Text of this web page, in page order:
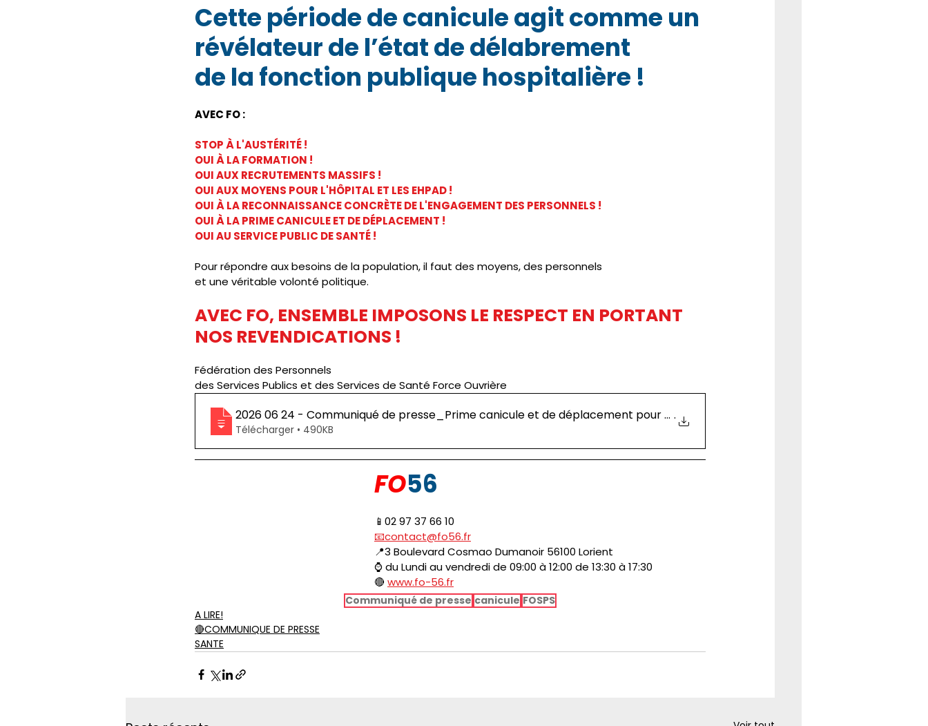
Cette période de canicule agit comme un
révélateur de l’état de délabrement
de la fonction publique hospitalière !
AVEC FO :
STOP À L'AUSTÉRITÉ !
OUI À LA FORMATION !
OUI AUX RECRUTEMENTS MASSIFS !
OUI AUX MOYENS POUR L'HÔPITAL ET LES EHPAD !
OUI À LA RECONNAISSANCE CONCRÈTE DE L'ENGAGEMENT DES PERSONNELS !
OUI À LA PRIME CANICULE ET DE DÉPLACEMENT !
OUI AU SERVICE PUBLIC DE SANTÉ !
Pour répondre aux besoins de la population, il faut des moyens, des personnels
et une véritable volonté politique.
AVEC FO, ENSEMBLE IMPOSONS LE RESPECT EN PORTANT
NOS REVENDICATIONS !
Fédération des Personnels
des Services Publics et des Services de Santé Force Ouvrière
2026 06 24 - Communiqué de presse_Prime canicule et de déplacement pour tous les agents de
.
Télécharger • 490KB
FO56
📱02 97 37 66 10
📧contact@fo56.fr
📍3 Boulevard Cosmao Dumanoir 56100 Lorient
⌚ du Lundi au vendredi de 09:00 à 12:00 de 13:30 à 17:30
🔴 www.fo-56.fr
Communiqué de presse canicule FOSPS
A LIRE!
🔴COMMUNIQUE DE PRESSE
SANTE